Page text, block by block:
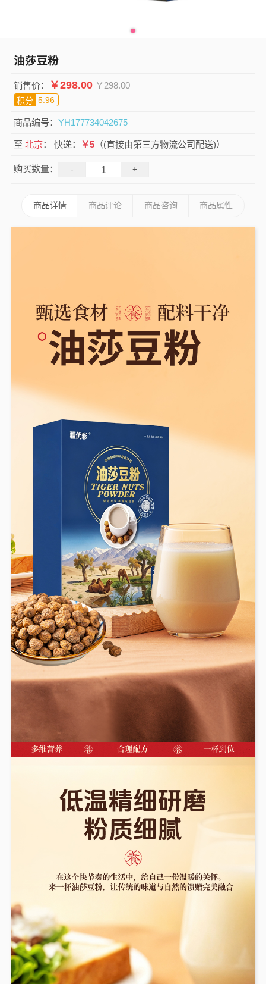
油莎豆粉
销售价： ￥298.00 ￥298.00
积分 5.96
商品编号：YH177734042675
至北京：快递： ￥5 （(直接由第三方物流公司配送)）
购买数量： - +
商品详情 商品评论 商品咨询 商品属性